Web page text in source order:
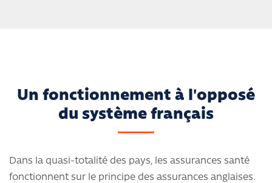
Un fonctionnement à l'opposé
du système français
Dans la quasi-totalité des pays, les assurances santé
fonctionnent sur le principe des assurances anglaises.